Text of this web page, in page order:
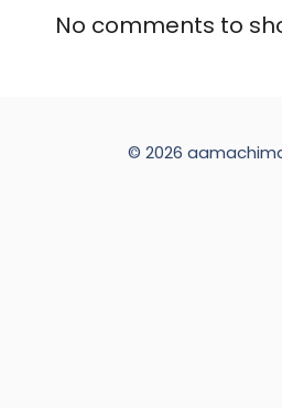
No comments to
© 2026